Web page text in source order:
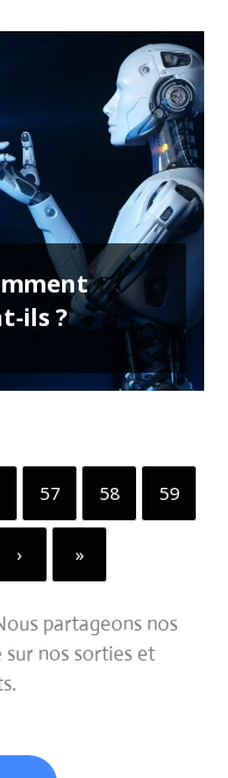
ils ?
57 58 59
› »
partageons nos
nos sorties et